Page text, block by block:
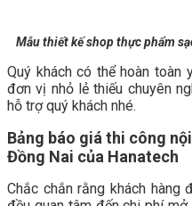
Mẫu thiết kế shop thực phẩm
Quý khách có thể hoàn toàn
đơn vị nhỏ lẻ thiếu chuyên
hỗ trợ quý khách nhé.
Bảng báo giá thi công
Đồng Nai của Hanatech
Chắc chắn rằng khách hàng